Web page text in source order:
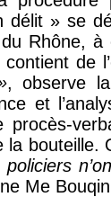
délit » se
Rhône, à
contient de
, observe
et
procès-
la bouteille.
policiers
Me